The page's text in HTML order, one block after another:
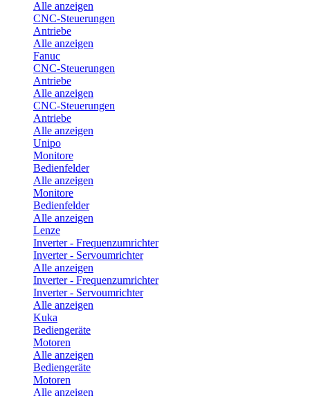
Alle anzeigen
CNC-Steuerungen
Antriebe
Alle anzeigen
Fanuc
CNC-Steuerungen
Antriebe
Alle anzeigen
CNC-Steuerungen
Antriebe
Alle anzeigen
Unipo
Monitore
Bedienfelder
Alle anzeigen
Monitore
Bedienfelder
Alle anzeigen
Lenze
Inverter - Frequenzumrichter
Inverter - Servoumrichter
Alle anzeigen
Inverter - Frequenzumrichter
Inverter - Servoumrichter
Alle anzeigen
Kuka
Bediengeräte
Motoren
Alle anzeigen
Bediengeräte
Motoren
Alle anzeigen